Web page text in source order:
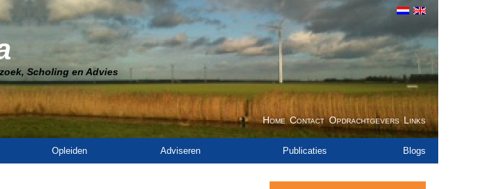
Scholing en Advies
Opleiden Adviseren Publicaties Blogs
Home Contact Opdrachtgevers Links